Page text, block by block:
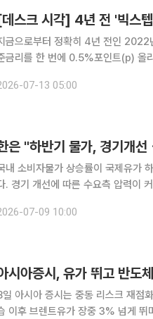
스크 시각] 4년 전 '빅스
금으로부터 정확히 4년 전인 2022
금리를 한 번에 0.5%포인트(p) 올
는 일이었다. 6%대로 치솟은 살인
07-13 05:00
내 소비자물가 상승률이 국제유가
. 경기 개선에 따른 수요측 압력이
시국회 업무현황 보고서를 통해 "
07-09 10:00
시아증시, 유가 뛰고 반
아시아 증시는 중동 리스크 재점화, AI
이후 브렌트유가 장중 3% 넘게 뛰